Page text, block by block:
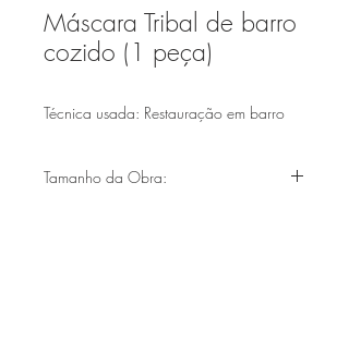
Máscara Tribal de barro
cozido (1 peça)
Técnica usada: Restauração em barro
Tamanho da Obra: